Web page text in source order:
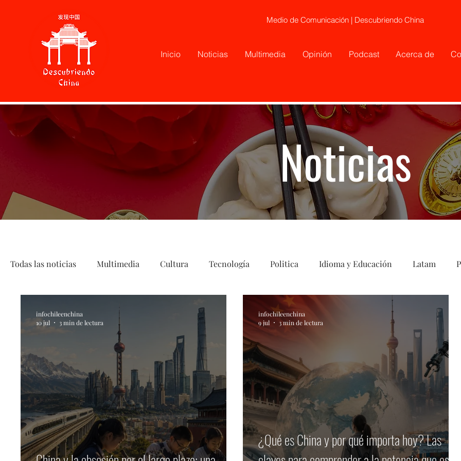
Medio de Comunicación | Descubriendo China
Inicio Noticias Multimedia Opinión Podcast Acerca de
Todas las noticias Multimedia Cultura Tecnología Politica Idioma y Educación Latam
infochileenchina
10 jul
3 min de lectura
¿Qué es China y por qué importa hoy? Las
infochileenchina
9 jul
3 min de lectura
Noticias